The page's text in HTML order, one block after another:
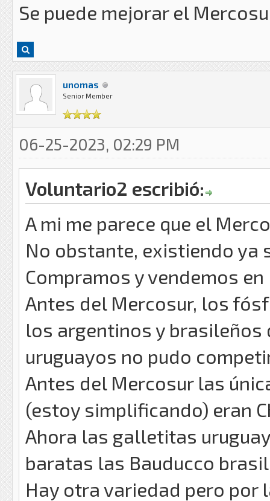
Se puede mejorar el
unomas
Senior Member
06-25-2023, 02:29 PM
Voluntario2 escribió:
A mi me parece que el
No obstante, existiendo ya
Compramos y vendemos
Antes del Mercosur, los
los argentinos y
uruguayos no pudo
Antes del Mercosur las
(estoy simplificando) eran
Ahora las galletitas
baratas las Bauducco
Hay otra variedad pero